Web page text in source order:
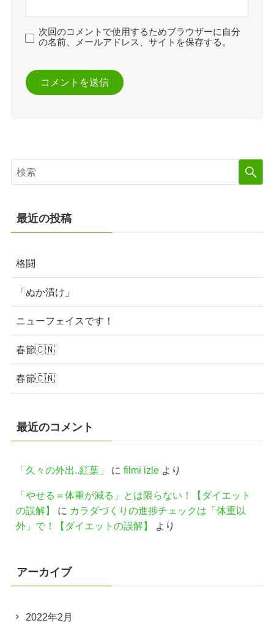
次回のコメントで使用するためブラウザーに自分
の名前、メールアドレス、サイトを保存する。
最近の投稿
格闘
「ぬか漬け」
ニューフェイスです！
春節🇨🇳
春節🇨🇳
最近のコメント
「久々の外出..紅葉」 に filmi izleより
「やせる＝体重が減る」とは限らない！【ダイエット
の誤解】
に カラダづくりの進捗チェックは「体重以
外」で！【ダイエットの誤解】
より
アーカイブ
2022年2月